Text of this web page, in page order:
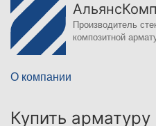
Производитель
композитной
О компании
Купить арматуру